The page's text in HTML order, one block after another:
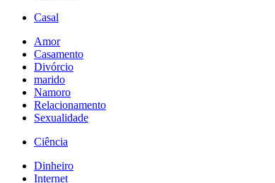
Casal
Amor
Casamento
Divórcio
marido
Namoro
Relacionamento
Sexualidade
Ciência
Dinheiro
Internet